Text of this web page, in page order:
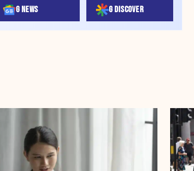
G NEWS G DISCOVER